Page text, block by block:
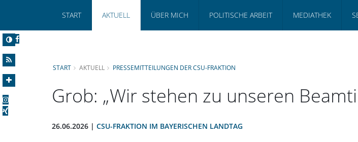
START AKTUELL ÜBER MICH POLITISCHE ARBEIT MEDIATHEK
START AKTUELL PRESSEMITTEILUNGEN DER CSU-FRAKTION
Grob: „Wir stehen zu unseren
26.06.2026 | CSU-FRAKTION IM BAYERISCHEN LANDTAG